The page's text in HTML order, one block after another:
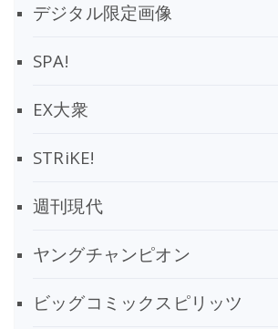
デジタル限定画像
SPA!
EX大衆
STRiKE!
週刊現代
ヤングチャンピオン
ビッグコミックスピリッツ